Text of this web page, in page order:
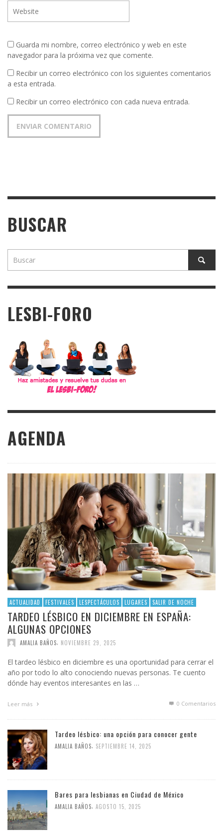
Guarda mi nombre, correo electrónico y web en este
navegador para la próxima vez que comente.
Recibir un correo electrónico con los siguientes comentarios
a esta entrada.
Recibir un correo electrónico con cada nueva entrada.
BUSCAR
LESBI-FORO
AGENDA
ACTUALIDAD FESTIVALES LESPECTÁCULOS LUGARES SALIR DE NOCHE
TARDEO LÉSBICO EN DICIEMBRE EN ESPAÑA:
ALGUNAS OPCIONES
AMALIA BAÑOS, NOVIEMBRE 29, 2025
El tardeo lésbico en diciembre es una oportunidad para cerrar el
año por todo lo alto conociendo nuevas personas. Te cuento
dónde hay eventos interesantes en las …
Leer más 0 Comentarios
Tardeo lésbico: una opción para conocer gente
AMALIA BAÑOS, SEPTIEMBRE 14, 2025
Bares para lesbianas en Ciudad de México
AMALIA BAÑOS, AGOSTO 15, 2025